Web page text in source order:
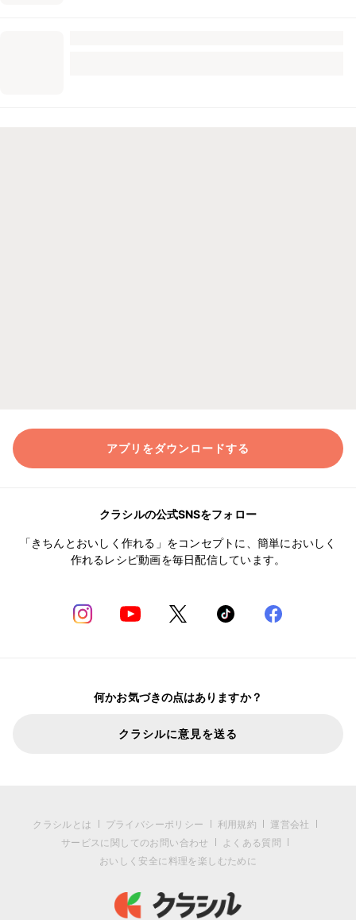
アプリをダウンロードする
クラシルの公式SNSをフォロー
「きちんとおいしく作れる」をコンセプトに、簡単においしく
作れるレシピ動画を毎日配信しています。
何かお気づきの点はありますか？
クラシルに意見を送る
クラシルとは プライバシーポリシー 利用規約
運営会社
サービスに関してのお問い合わせ
よくある質問
おいしく安全に料理を楽しむために